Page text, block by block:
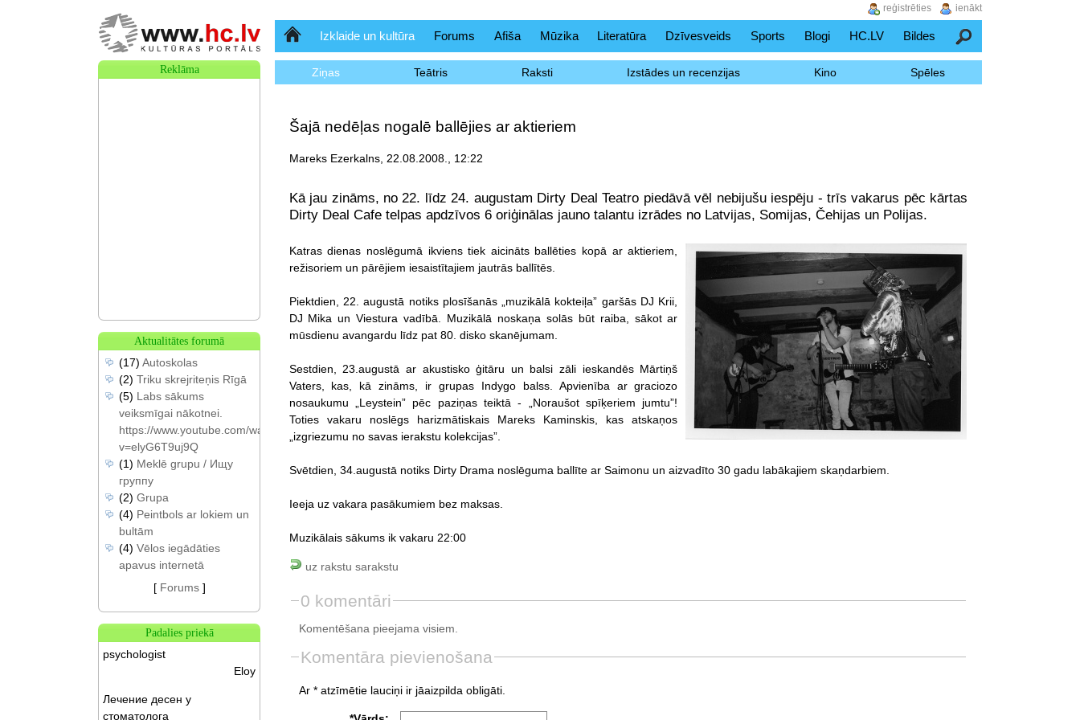
SākumlapaIzklaide un kultūra Forums Afiša Mūzika Literatūra Dzīvesveids Sports Blogi HC.LV Bildes Meklēšana
Ziņas Teātris Raksti Izstādes un recenzijas Kino Spēles
Šajā nedēļas nogalē ballējies ar aktieriem
Mareks Ezerkalns, 22.08.2008., 12:22
Kā jau zināms, no 22. līdz 24. augustam Dirty Deal Teatro piedāvā vēl nebijušu iespēju - trīs vakarus pēc kārtas
Dirty Deal Cafe telpas apdzīvos 6 oriģinālas jauno talantu izrādes no Latvijas, Somijas, Čehijas un Polijas.
Katras dienas noslēgumā ikviens tiek aicināts ballēties kopā ar aktieriem,
režisoriem un pārējiem iesaistītajiem jautrās ballītēs.
Piektdien, 22. augustā notiks plosīšanās „muzikālā kokteiļa” garšās DJ Krii,
DJ Mika un Viestura vadībā. Muzikālā noskaņa solās būt raiba, sākot ar
mūsdienu avangardu līdz pat 80. disko skanējumam.
Sestdien, 23.augustā ar akustisko ģitāru un balsi zāli ieskandēs Mārtiņš
Vaters, kas, kā zināms, ir grupas Indygo balss. Apvienība ar graciozo
nosaukumu „Leystein” pēc paziņas teiktā - „Noraušot spīķeriem jumtu”!
Toties vakaru noslēgs harizmātiskais Mareks Kaminskis, kas atskaņos
„izgriezumu no savas ierakstu kolekcijas”.
Svētdien, 34.augustā notiks Dirty Drama noslēguma ballīte ar Saimonu un aizvadīto 30 gadu labākajiem skaņdarbiem.
Ieeja uz vakara pasākumiem bez maksas.
Muzikālais sākums ik vakaru 22:00
uz rakstu sarakstu
0 komentāri
Komentēšana pieejama visiem.
Komentāra pievienošana
Ar * atzīmētie lauciņi ir jāaizpilda obligāti.
Reklāma
Aktualitātes forumā
(17) Autoskolas
(2) Triku skrejriteņis Rīgā
(5) Labs sākums
veiksmīgai nākotnei.
https://www.youtube.com/watch?
v=elyG6T9uj9Q
(1) Meklē grupu / Ищу
группу
(2) Grupa
(4) Peintbols ar lokiem un
bultām
(4) Vēlos iegādāties
apavus internetā
[ Forums]
Padalies priekā
psychologist
Eloy
Лечение десен у
стоматолога
ienākt
reģistrēties